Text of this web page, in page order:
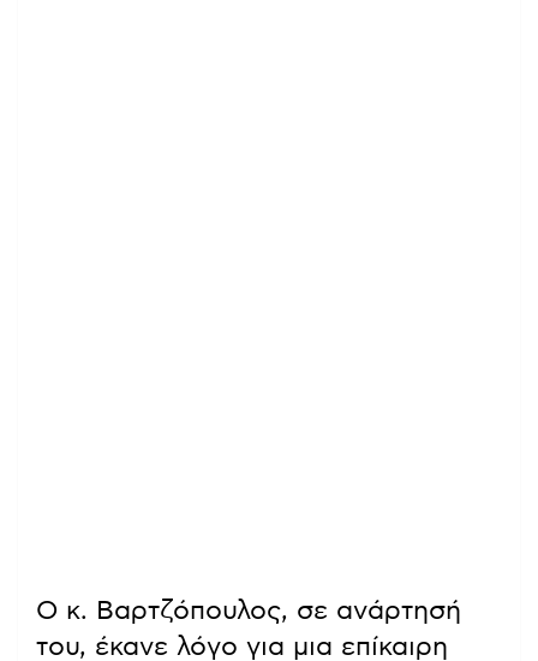
Ο κ. Βαρτζόπουλος, σε ανάρτησή
του, έκανε λόγο για μια επίκαιρη